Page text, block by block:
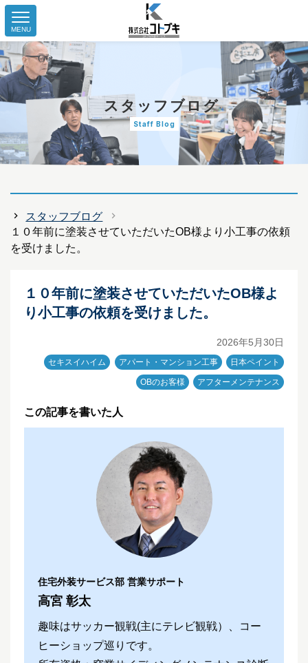
MENU
スタッフブログ
Staff Blog
スタッフブログ
１０年前に塗装させていただいたOB様より小工事の依頼
を受けました。
１０年前に塗装させていただいたOB様よ
り小工事の依頼を受けました。
2026年5月30日
セキスイハイム アパート・マンション工事 日本ペイント
OBのお客様 アフターメンテナンス
この記事を書いた人
住宅外装サービス部 営業サポート
高宮 彰太
趣味はサッカー観戦(主にテレビ観戦）、コー
ヒーショップ巡りです。